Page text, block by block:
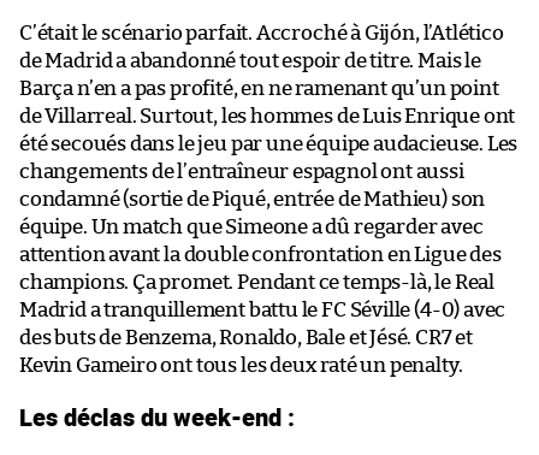
C’était le scénario parfait. Accroché à Gijón, l’Atlético
de Madrid a abandonné tout espoir de titre. Mais le
Barça n’en a pas profité, en ne ramenant qu’un point
de Villarreal. Surtout, les hommes de Luis Enrique ont
été secoués dans le jeu par une équipe audacieuse. Les
changements de l’entraîneur espagnol ont aussi
condamné (sortie de Piqué, entrée de Mathieu) son
équipe. Un match que Simeone a dû regarder avec
attention avant la double confrontation en Ligue des
champions. Ça promet. Pendant ce temps-là, le Real
Madrid a tranquillement battu le FC Séville (4-0) avec
des buts de Benzema, Ronaldo, Bale et Jésé. CR7 et
Kevin Gameiro ont tous les deux raté un penalty.
Les déclas du week-end :